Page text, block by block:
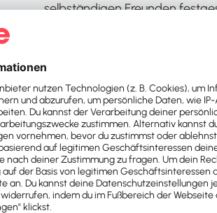
Jörg Roos
selbständigen Freunden
Unternehmer*innen haben ja
denen sie viel steuern
zu geraten. Was ich mit dieser
wusste ich anfangs noch gar
Ich starte ein Blog zum Thema
Unternehmen. Heute ist mein
programmiert.«
joerg-roos.com